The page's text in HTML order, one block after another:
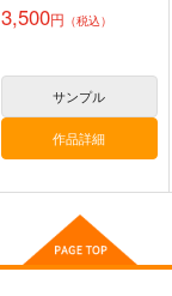
神座万象・第十四機
関
専売 3,144円（税込）
オリジナル
サンプル
共産趣味 津軽三味線
風アレンジ
日本共産堂
ON
3,500円 （税込）
サンプル
作品詳細